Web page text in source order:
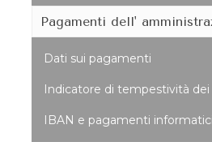
Pagamenti dell'
Dati sui pagamenti
Indicatore di tempestività
IBAN e pagamenti informatici